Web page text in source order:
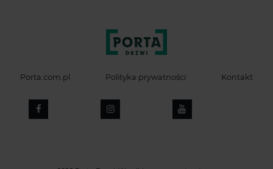
Porta.com.pl Polityka prywatności Kontakt